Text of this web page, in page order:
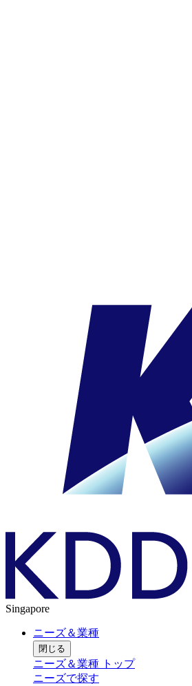
Singapore
ニーズ＆業種
閉じる
ニーズ＆業種 トップ
ニーズで探す